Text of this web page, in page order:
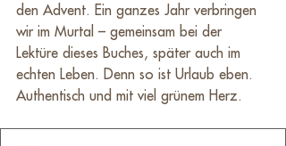
den Advent. Ein ganzes Jahr verbringen
wir im Murtal – gemeinsam bei der
Lektüre dieses Buches, später auch im
echten Leben. Denn so ist Urlaub eben.
Authentisch und mit viel grünem Herz.